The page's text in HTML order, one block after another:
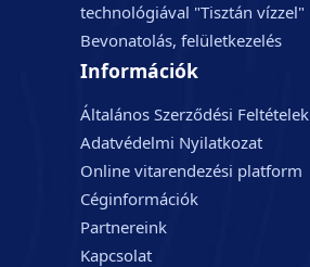
technológiával "Tisztán vízzel"
Bevonatolás, felületkezelés
Információk
Általános Szerződési Feltételek
Adatvédelmi Nyilatkozat
Online vitarendezési platform
Céginformációk
Partnereink
Kapcsolat